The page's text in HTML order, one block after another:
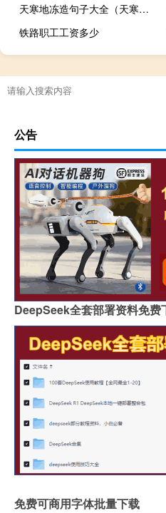
天寒地冻造句子大全（天寒地冻造句）
铁路职工工资多少
公告
DeepSeek全套部署资料免费
免费可商用字体批量下载